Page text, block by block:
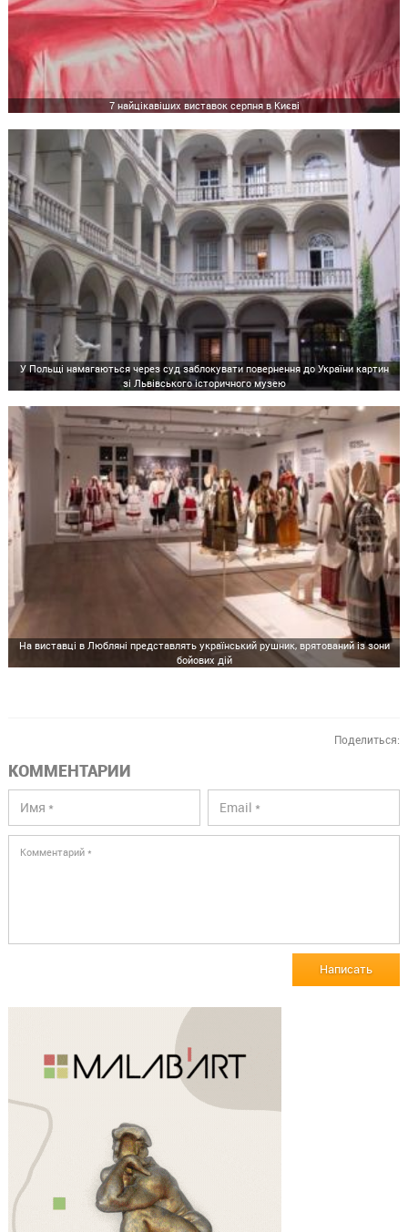
7 найцікавіших виставок серпня в Києві
У Польщі намагаються через суд заблокувати повернення до України картин
зі Львівського історичного музею
На виставці в Любляні представлять український рушник, врятований із зони
бойових дій
Поделиться:
КОММЕНТАРИИ
Написать